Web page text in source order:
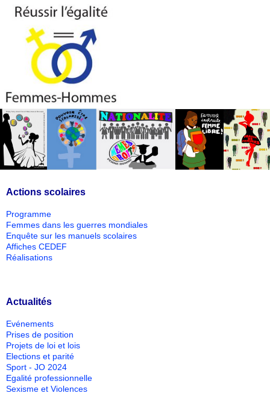
Actions scolaires
Programme
Femmes dans les guerres mondiales
Enquête sur les manuels scolaires
Affiches CEDEF
Réalisations
Actualités
Evénements
Prises de position
Projets de loi et lois
Elections et parité
Sport - JO 2024
Egalité professionnelle
Sexisme et Violences